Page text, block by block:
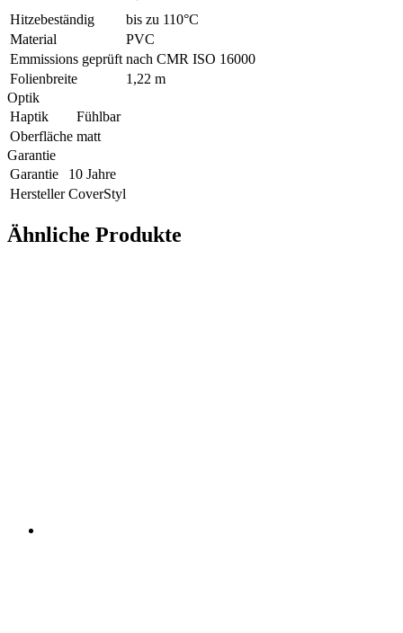
Hitzebeständig
bis zu 110°C
Material
PVC
Emmissions geprüft nach CMR ISO 16000
Folienbreite
1,22 m
Optik
Haptik
Fühlbar
Oberfläche matt
Garantie
Garantie
10 Jahre
Hersteller CoverStyl
Ähnliche Produkte